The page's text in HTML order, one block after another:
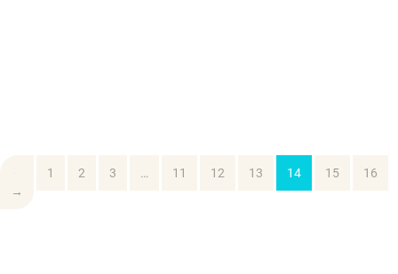
1 2 3 … 11 12 13 14 15
16
→